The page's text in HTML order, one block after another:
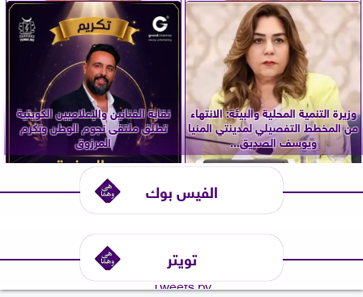
وزيرة التنمية المحلية والبيئة: الانتهاء
من المخطط التفصيلي لمدينتي المنيا
ويوسف الصديق...
نقابة الفنانين والإعلاميين الكويتية
تطلق ملتقى نجوم الوطن وتكرم
المرزوق
الفيس بوك
تويتر
Tweets by